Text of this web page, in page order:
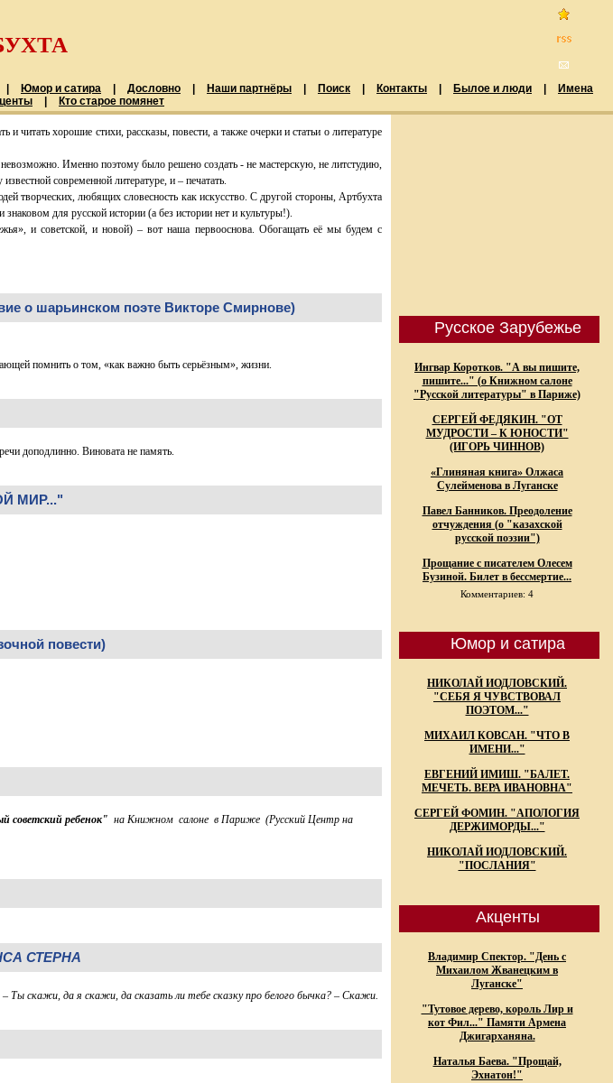
Юмор и сатира Дословно Наши партнёры Поиск Контакты Былое и люди
Имена
Кто старое помянет
читать хорошие стихи, рассказы, повести, а также очерки и статьи о литературе
Именно поэтому было решено создать - не мастерскую, не литстудию,
современной литературе, и – печатать.
творческих, любящих словесность как искусство. С другой стороны, Артбухта
для русской истории (а без истории нет и культуры!).
и советской, и новой) – вот наша первооснова. Обогащать её мы будем с
о шарьинском поэте Викторе Смирнове)
помнить о том, «как важно быть серьёзным», жизни.
доподлинно. Виновата не память.
МИР..."
повести)
советский ребенок" на Книжном салоне в Париже (Русский Центр на
СТЕРНА
Ты скажи, да я скажи, да сказать ли тебе сказку про белого бычка? – Скажи.
Русское Зарубежье
Ингвар Коротков. "А вы пишите,
пишите..." (о Книжном салоне
"Русской литературы" в Париже)
СЕРГЕЙ ФЕДЯКИН. "ОТ
МУДРОСТИ – К ЮНОСТИ"
(ИГОРЬ ЧИННОВ)
«Глиняная книга» Олжаса
Сулейменова в Луганске
Павел Банников. Преодоление
отчуждения (о "казахской
русской поэзии")
Прощание с писателем Олесем
Бузиной. Билет в бессмертие...
Комментариев: 4
Юмор и сатира
НИКОЛАЙ ИОДЛОВСКИЙ.
"СЕБЯ Я ЧУВСТВОВАЛ
ПОЭТОМ..."
МИХАИЛ КОВСАН. "ЧТО В
ИМЕНИ..."
ЕВГЕНИЙ ИМИШ. "БАЛЕТ.
МЕЧЕТЬ. ВЕРА ИВАНОВНА"
СЕРГЕЙ ФОМИН. "АПОЛОГИЯ
ДЕРЖИМОРДЫ..."
НИКОЛАЙ ИОДЛОВСКИЙ.
"ПОСЛАНИЯ"
Акценты
Владимир Спектор. "День с
Михаилом Жванецким в
Луганске"
"Тутовое дерево, король Лир и
кот Фил..." Памяти Армена
Джигарханяна.
Наталья Баева. "Прощай,
Эхнатон!"